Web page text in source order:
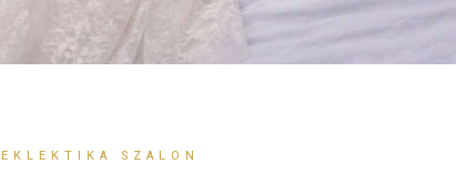
EKLEKTIKA SZALON